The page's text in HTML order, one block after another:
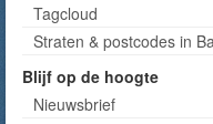
Tagcloud
Straten & postcodes in
Blijf op de hoogte
Nieuwsbrief